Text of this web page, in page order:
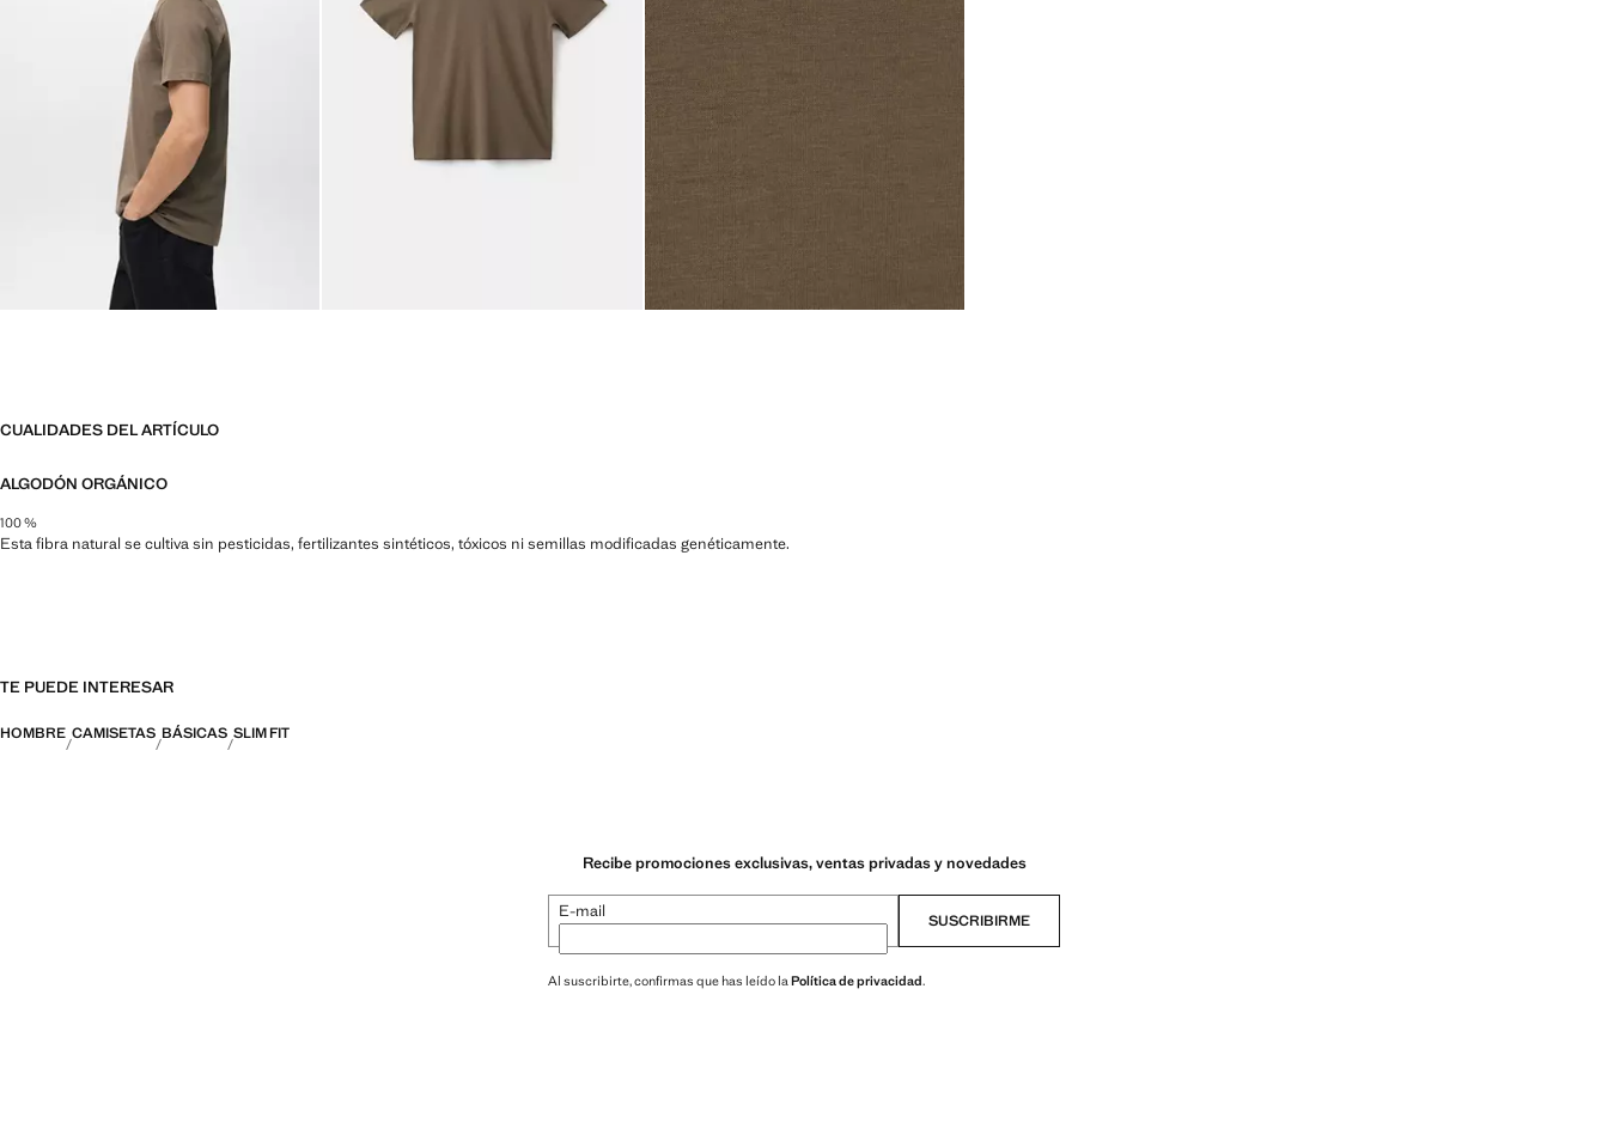
CUALIDADES DEL ARTÍCULO
ALGODÓN ORGÁNICO
100 %
Esta fibra natural se cultiva sin pesticidas, fertilizantes sintéticos, tóxicos ni semillas modificadas genéticamente.
TE PUEDE INTERESAR
HOMBRE CAMISETAS BÁSICAS SLIM FIT
Recibe promociones exclusivas, ventas privadas y novedades
E-mail SUSCRIBIRME
Al suscribirte, confirmas que has leído la Política de privacidad.